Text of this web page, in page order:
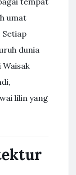
umat
Setiap
dunia
lilin yang